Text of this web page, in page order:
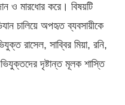
ও মারধোর করে। বিষয়টি
চালিয়ে অপহৃত ব্যবসায়ীকে
রাসেল, সাব্বির মিয়া, রনি,
দৃষ্টান্ত মূলক শাস্তি